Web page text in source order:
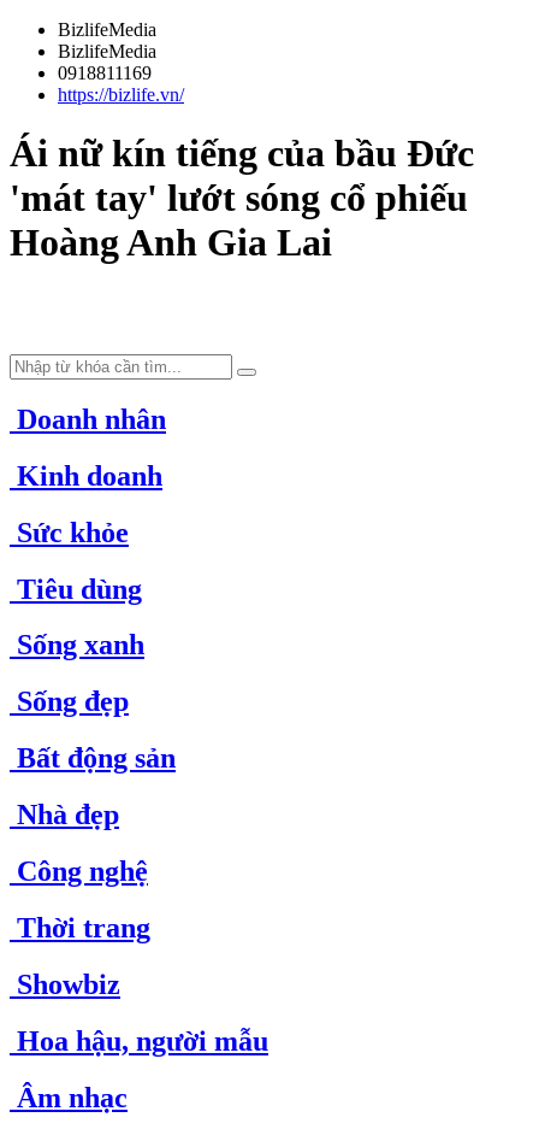
BizlifeMedia
BizlifeMedia
0918811169
https://bizlife.vn/
Ái nữ kín tiếng của bầu Đức
'mát tay' lướt sóng cổ phiếu
Hoàng Anh Gia Lai
Doanh nhân
Kinh doanh
Sức khỏe
Tiêu dùng
Sống xanh
Sống đẹp
Bất động sản
Nhà đẹp
Công nghệ
Thời trang
Showbiz
Hoa hậu, người mẫu
Âm nhạc